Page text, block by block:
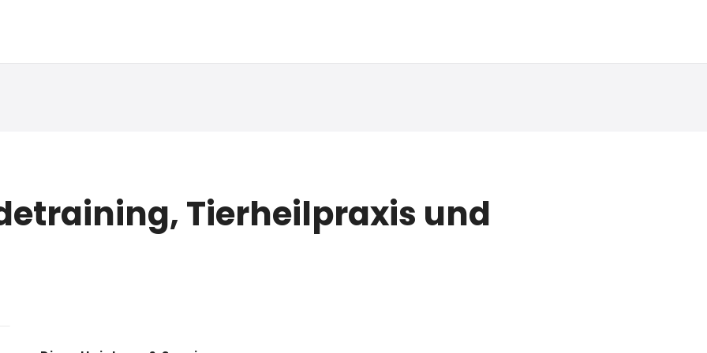
Tierheilpraxis und